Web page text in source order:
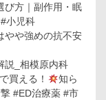
び方｜副作用・眠
小児科
やや強めの抗不安
説_相模原内科
買える！
知ら
#ED治療薬 #市